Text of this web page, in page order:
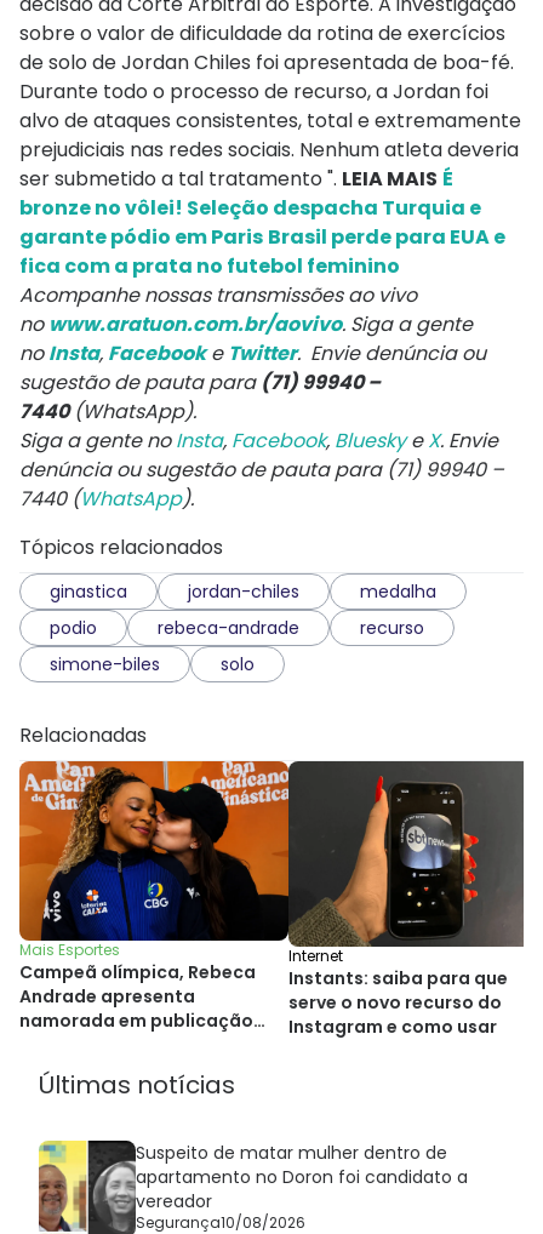
sobre o valor de dificuldade da rotina de exercícios
de solo de Jordan Chiles foi apresentada de boa-fé.
Durante todo o processo de recurso, a Jordan foi
alvo de ataques consistentes, total e extremamente
prejudiciais nas redes sociais. Nenhum atleta deveria
ser submetido a tal tratamento ". LEIA MAIS É
bronze no vôlei! Seleção despacha Turquia e
garante pódio em Paris Brasil perde para EUA e
fica com a prata no futebol feminino
Acompanhe nossas transmissões ao vivo
no www.aratuon.com.br/aovivo. Siga a gente
noInsta, Facebooke Twitter. Envie denúncia ou
sugestão de pauta para (71) 99940 –
7440(WhatsApp).
Siga a gente noInsta, Facebook, BlueskyeX. Envie
denúncia ou sugestão de pauta para (71) 99940 –
7440 (WhatsApp).
Tópicos relacionados
ginastica jordan-chiles
medalha
podio
rebeca-andrade
recurso
simone-biles
solo
Relacionadas
Mais Esportes
Campeã olímpica, Rebeca
Andrade apresenta
namorada em publicação
Internet
Instants: saiba para que
serve o novo recurso do
Instagram e como usar
Últimas notícias
Suspeito de matar mulher dentro de
apartamento no Doron foi candidato a
vereador
Segurança10/08/2026